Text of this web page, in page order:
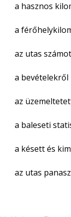
hasznos
utas számot
bevételekről
üzemeltetett
baleseti
késett és
utas